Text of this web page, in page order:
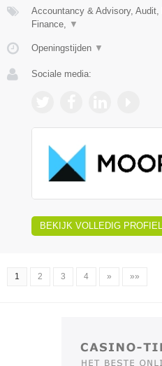
Accountancy & Advisory,
Finance,
▼
Openingstijden ▼
Sociale media:
BEKIJK VOLLEDIG PROFIEL
1 2 3 4 » »»